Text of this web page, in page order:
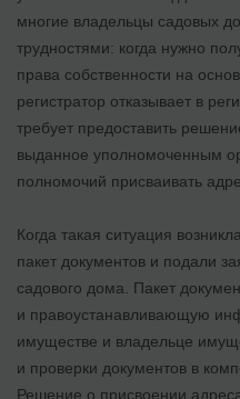
многие владельцы садовых
трудностями: когда нужно
права собственности на
регистратор отказывает в
требует предоставить
выданное уполномоченным
полномочий присваивать
Когда такая ситуация
пакет документов и подали
садового дома. Пакет
и правоустанавливающую
имуществе и владельце
и проверки документов в
Решение о присвоении